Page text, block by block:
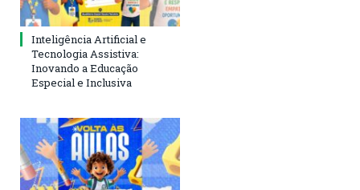
Inteligência Artificial e
Tecnologia Assistiva:
Inovando a Educação
Especial e Inclusiva